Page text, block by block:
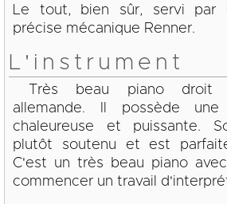
Le tout, bien sûr, servi par
précise mécanique Renner.
L'instrument
Très beau piano droit
allemande. Il possède
chaleureuse et puissante.
plutôt soutenu et est
C'est un très beau piano
commencer un travail